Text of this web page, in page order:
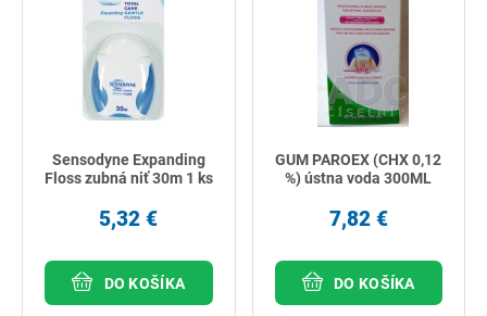
Sensodyne Expanding
Floss zubná niť 30m 1 ks
5,32 €
DO KOŠÍKA
GUM PAROEX (CHX 0,12
%) ústna voda 300ML
7,82 €
DO KOŠÍKA